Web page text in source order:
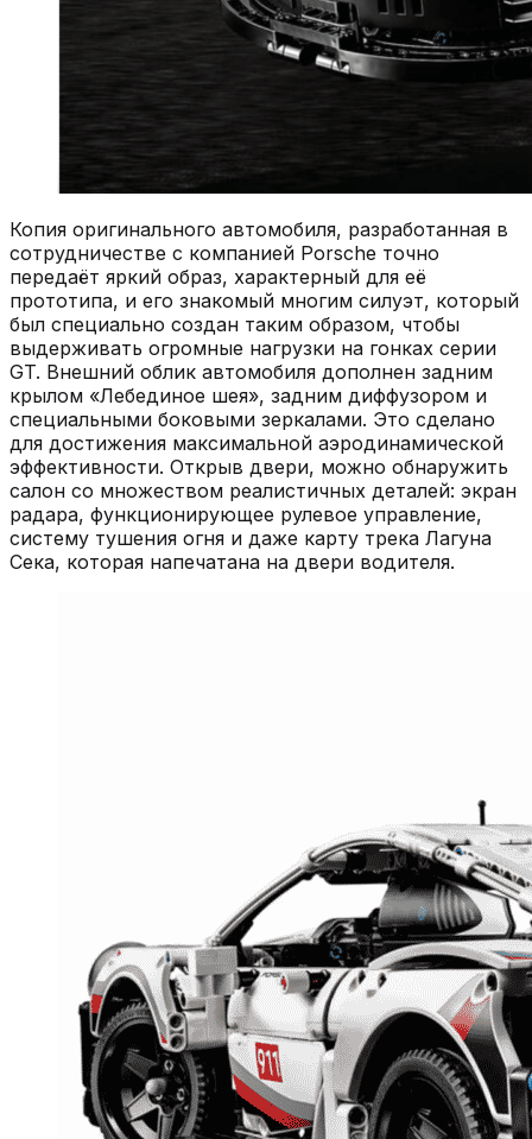
Копия оригинального автомобиля, разработанная в
сотрудничестве с компанией Porsche точно
передаёт яркий образ, характерный для её
прототипа, и его знакомый многим силуэт, который
был специально создан таким образом, чтобы
выдерживать огромные нагрузки на гонках серии
GT. Внешний облик автомобиля дополнен задним
крылом «Лебединое шея», задним диффузором и
специальными боковыми зеркалами. Это сделано
для достижения максимальной аэродинамической
эффективности. Открыв двери, можно обнаружить
салон со множеством реалистичных деталей: экран
радара, функционирующее рулевое управление,
систему тушения огня и даже карту трека Лагуна
Сека, которая напечатана на двери водителя.